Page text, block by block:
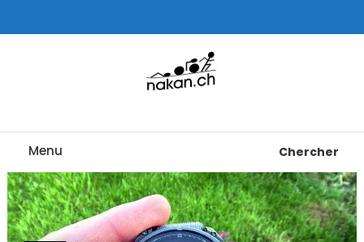
To
Menu Chercher